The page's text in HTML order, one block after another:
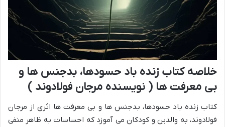
خلاصه کتاب زنده باد حسودها، بدجنس ها و
بی معرفت ها ( نویسنده مرجان فولادوند )
کتاب زنده باد حسودها، بدجنس ها و بی معرفت ها اثری از مرجان
فولادوند، به والدین و کودکان می آموزد که احساسات به ظاهر منفی